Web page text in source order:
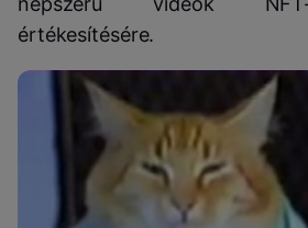
értékesítésére.